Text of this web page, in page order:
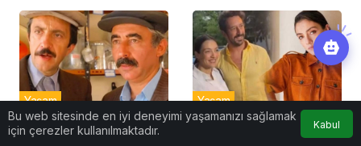
kurabiye tarifi…
Usta oyuncu Can
Yaşam
İlk bebeğine hamile!
Yaşam
Bu web sitesinde en iyi deneyimi yaşamanızı sağlamak
için çerezler kullanılmaktadır.
Kabul